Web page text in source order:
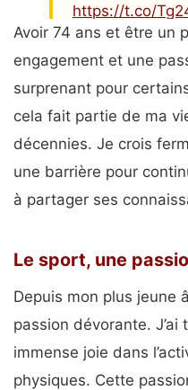
https://t.co/
— Richard
January 21,
Avoir 74 ans et être un
engagement et une
surprenant pour
cela fait partie de ma
décennies. Je crois
une barrière pour
à partager ses
Le sport, une
Depuis mon plus jeune
passion dévorante. J’ai
immense joie dans
physiques. Cette